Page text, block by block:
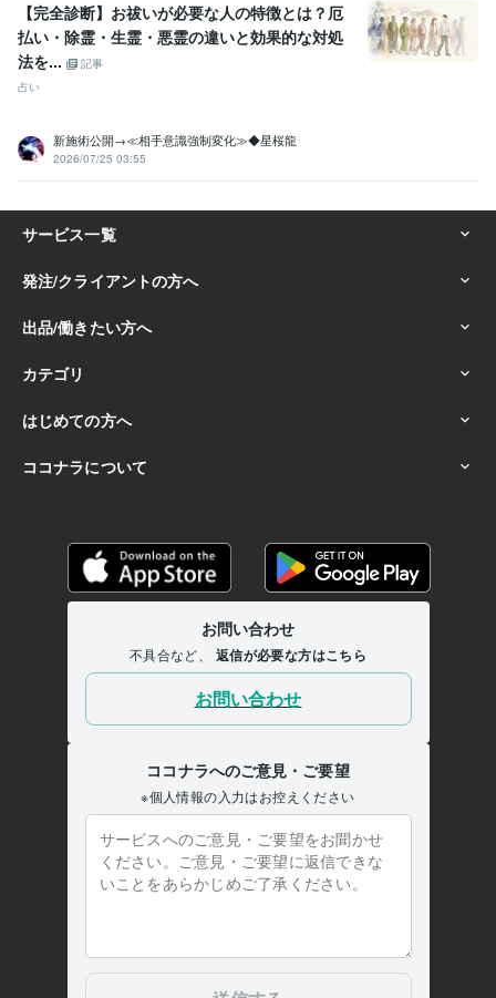
【完全診断】お祓いが必要な人の特徴とは？厄
払い・除霊・生霊・悪霊の違いと効果的な対処
法を...
記事
占い
新施術公開→≪相手意識強制変化≫◆星桜龍
2026/07/25 03:55